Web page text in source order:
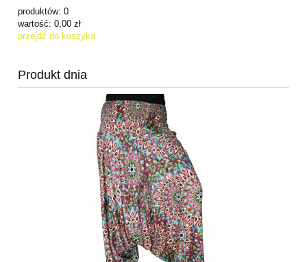
produktów: 0
wartość: 0,00 zł
przejdź do koszyka
Produkt dnia